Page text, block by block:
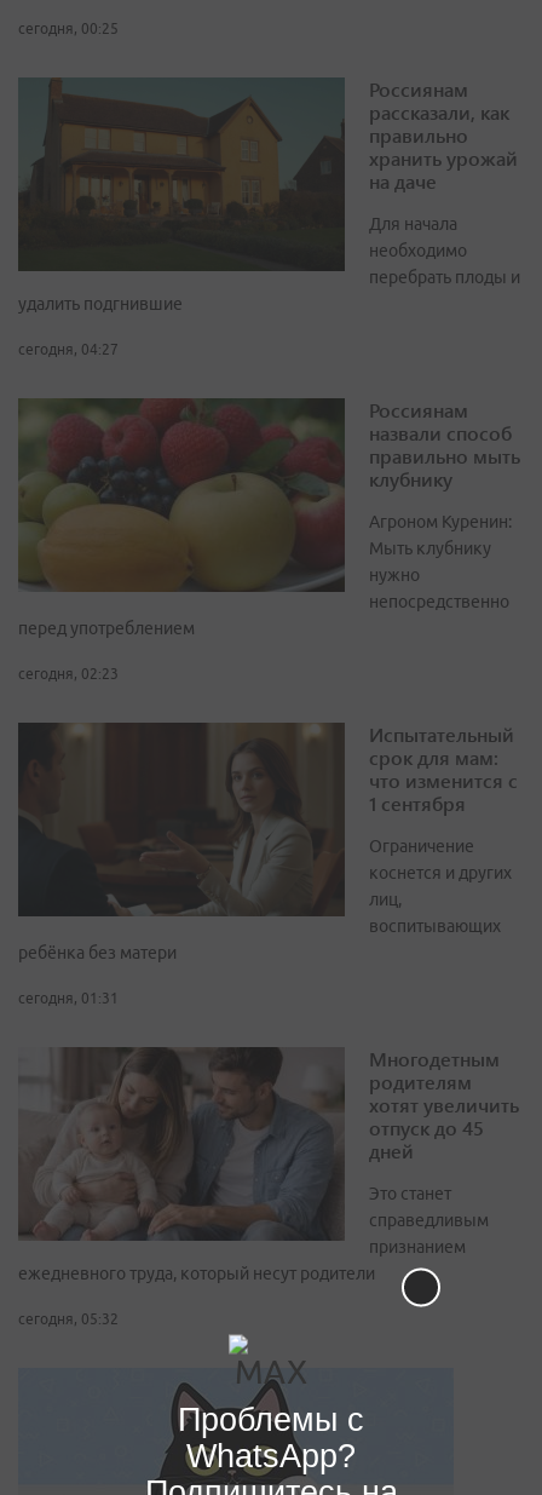
сегодня, 00:25
Россиянам
рассказали, как
правильно
хранить урожай
на даче
Для начала
необходимо
перебрать плоды и
удалить подгнившие
сегодня, 04:27
Россиянам
назвали способ
правильно мыть
клубнику
Агроном Куренин:
Мыть клубнику
нужно
непосредственно
перед употреблением
сегодня, 02:23
Испытательный
срок для мам:
что изменится с
1 сентября
Ограничение
коснется и других
лиц,
воспитывающих
ребёнка без матери
сегодня, 01:31
Многодетным
родителям
хотят увеличить
отпуск до 45
дней
Это станет
справедливым
признанием
ежедневного труда, который несут родители
сегодня, 05:32
Проблемы с
WhatsApp?